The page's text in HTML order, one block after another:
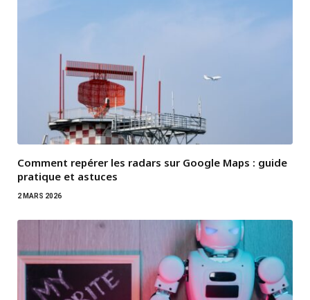
Comment repérer les radars sur Google Maps : guide
pratique et astuces
2 MARS 2026